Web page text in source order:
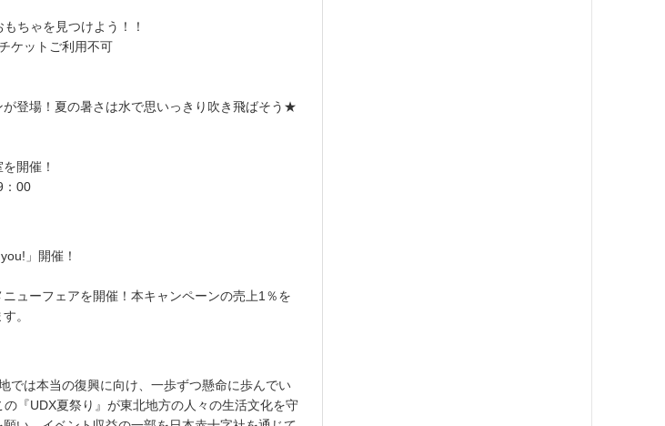
ちゃを見つけよう！！
ケットご利用不可
登場！夏の暑さは水で思いっきり吹き飛ばそう★
開催！
：00
」開催！
ューフェアを開催！本キャンペーンの売上1％を
。
では本当の復興に向け、一歩ずつ懸命に歩んでい
『UDX夏祭り』が東北地方の人々の生活文化を守